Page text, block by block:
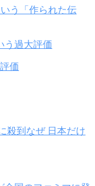
う「作られた伝
価
殺到なぜ 日本だけ